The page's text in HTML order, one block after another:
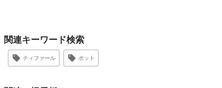
関連キーワード検索
ティファール ポット